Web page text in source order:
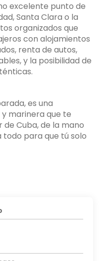
excelente punto de
Santa Clara o la
organizados que
con alojamientos
renta de autos,
y la posibilidad de
es una
marinera que te
Cuba, de la mano
todo para que tú solo